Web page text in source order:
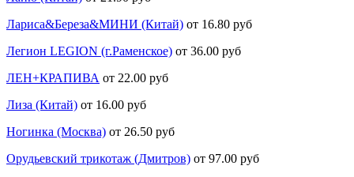
Лариса&Береза&МИНИ (Китай) от 16.80 руб
Легион LEGION (г.Раменское) от 36.00 руб
ЛЕН+КРАПИВА от 22.00 руб
Лиза (Китай) от 16.00 руб
Ногинка (Москва) от 26.50 руб
Орудьевский трикотаж (Дмитров) от 97.00 руб